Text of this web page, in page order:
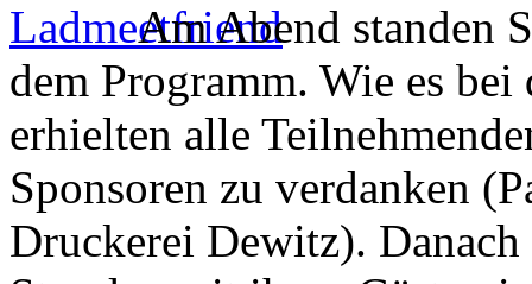
Am Abend standen
dem Programm. Wie es
erhielten alle
Sponsoren zu verdanken
Druckerei Dewitz).